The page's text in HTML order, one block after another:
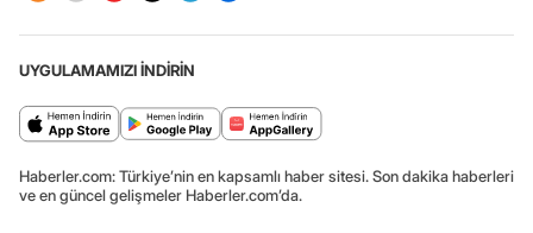
UYGULAMAMIZI İNDİRİN
Haberler.com: Türkiye’nin en kapsamlı haber sitesi. Son dakika haberleri
ve en güncel gelişmeler Haberler.com’da.